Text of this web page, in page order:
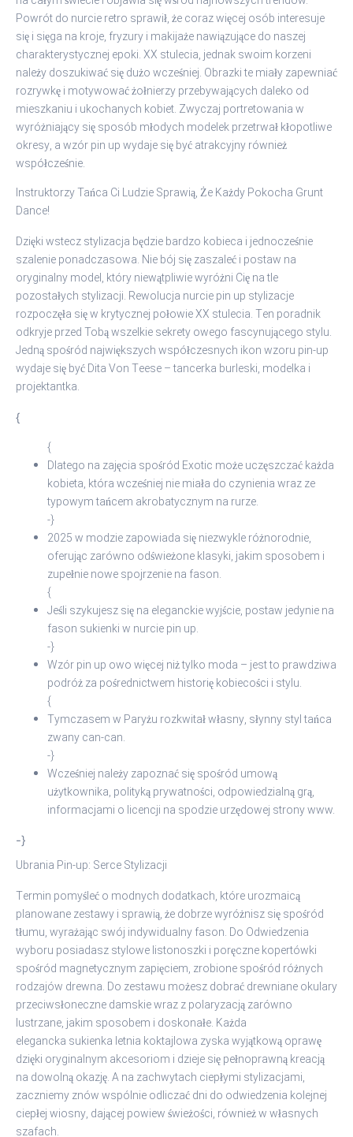
Powrót do nurcie retro sprawił, że coraz więcej osób interesuje
się i sięga na kroje, fryzury i makijaże nawiązujące do naszej
charakterystycznej epoki. XX stulecia, jednak swoim korzeni
należy doszukiwać się dużo wcześniej. Obrazki te miały zapewniać
rozrywkę i motywować żołnierzy przebywających daleko od
mieszkaniu i ukochanych kobiet. Zwyczaj portretowania w
wyróżniający się sposób młodych modelek przetrwał kłopotliwe
okresy, a wzór pin up wydaje się być atrakcyjny również
współcześnie.
Instruktorzy Tańca Ci Ludzie Sprawią, Że Każdy Pokocha Grunt
Dance!
Dzięki wstecz stylizacja będzie bardzo kobieca i jednocześnie
szalenie ponadczasowa. Nie bój się zaszaleć i postaw na
oryginalny model, który niewątpliwie wyróżni Cię na tle
pozostałych stylizacji. Rewolucja nurcie pin up stylizacje
rozpoczęła się w krytycznej połowie XX stulecia. Ten poradnik
odkryje przed Tobą wszelkie sekrety owego fascynującego stylu.
Jedną spośród największych współczesnych ikon wzoru pin-up
wydaje się być Dita Von Teese – tancerka burleski, modelka i
projektantka.
{
{
Dlatego na zajęcia spośród Exotic może uczęszczać każda
kobieta, która wcześniej nie miała do czynienia wraz ze
typowym tańcem akrobatycznym na rurze.
-}
2025 w modzie zapowiada się niezwykle różnorodnie,
oferując zarówno odświeżone klasyki, jakim sposobem i
zupełnie nowe spojrzenie na fason.
{
Jeśli szykujesz się na eleganckie wyjście, postaw jedynie na
fason sukienki w nurcie pin up.
-}
Wzór pin up owo więcej niż tylko moda – jest to prawdziwa
podróż za pośrednictwem historię kobiecości i stylu.
{
Tymczasem w Paryżu rozkwitał własny, słynny styl tańca
zwany can-can.
-}
Wcześniej należy zapoznać się spośród umową
użytkownika, polityką prywatności, odpowiedzialną grą,
informacjami o licencji na spodzie urzędowej strony www.
-}
Ubrania Pin-up: Serce Stylizacji
Termin pomyśleć o modnych dodatkach, które urozmaicą
planowane zestawy i sprawią, że dobrze wyróżnisz się spośród
tłumu, wyrażając swój indywidualny fason. Do Odwiedzenia
wyboru posiadasz stylowe listonoszki i poręczne kopertówki
spośród magnetycznym zapięciem, zrobione spośród różnych
rodzajów drewna. Do zestawu możesz dobrać drewniane okulary
przeciwsłoneczne damskie wraz z polaryzacją zarówno
lustrzane, jakim sposobem i doskonałe. Każda
elegancka sukienka letnia koktajlowa zyska wyjątkową oprawę
dzięki oryginalnym akcesoriom i dzieje się pełnoprawną kreacją
na dowolną okazję. A na zachwytach ciepłymi stylizacjami,
zaczniemy znów wspólnie odliczać dni do odwiedzenia kolejnej
ciepłej wiosny, dającej powiew świeżości, również w własnych
szafach.